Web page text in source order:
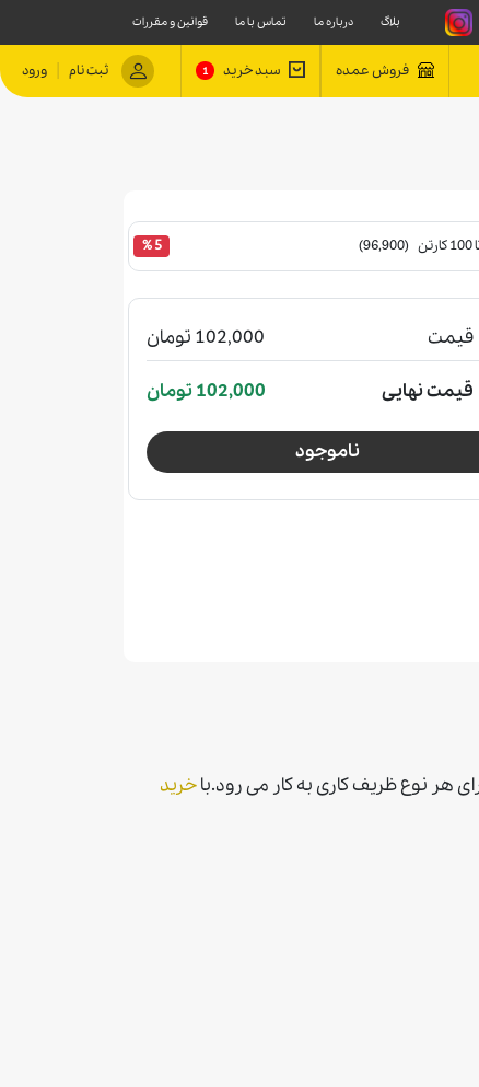
بلاگ درباره ما تماس با ما قوانین و مقررات
فروش عمده سبد خرید 1 ثبت نام | ورود
5 %
قیمت 102,000 تومان
قیمت نهایی 102,000 تومان
ناموجود
باخريد